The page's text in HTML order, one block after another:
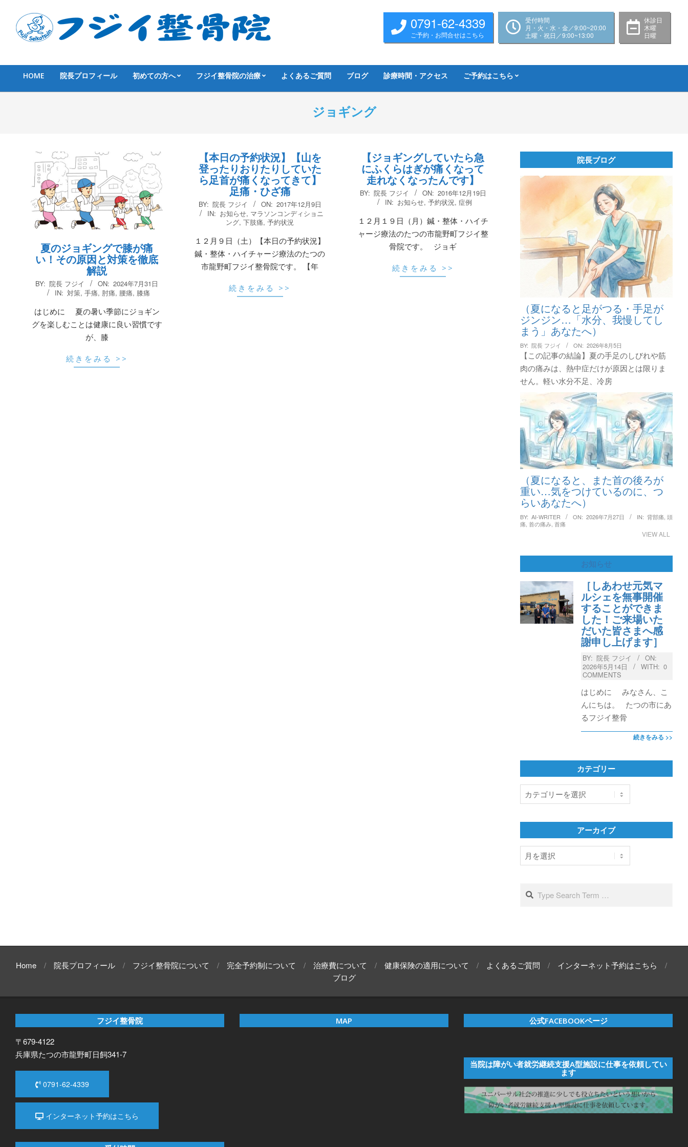
content
0791-62-4339
ご予約・お問合せはこちら
受付時間
月・火・水・金／9:00~20:00
土曜・祝日／9:00~13:00
休診日
木曜
日曜
Navigation
HOME 院長プロフィール 初めての方へ フジイ整骨院の治療 よくあるご質問 ブログ 診療時間・アクセス ご予約はこちら
ジョギング
夏のジョギングで膝が痛
い！その原因と対策を徹底
解説
2024-
BY: 院長 フジイ ON: 2024年7月31日
IN: 対策,手痛, 肘痛, 腰痛, 膝痛
はじめに 夏の暑い季節にジョギン
グを楽しむことは健康に良い習慣です
が、膝
続きをみる >>
【本日の予約状況】【山を
登ったりおりたりしていた
ら足首が痛くなってきて】
足痛・ひざ痛
2017-
12-
BY: 院長 フジイ ON: 2017年12月9日
IN: お知らせ, マラソンコンディショニ
ング,下肢痛,予約状況
１２月９日（土）【本日の予約状況】
鍼・整体・ハイチャージ療法のたつの
市龍野町フジイ整骨院です。 【年
続きをみる >>
【ジョギングしていたら急
にふくらはぎが痛くなって
走れなくなったんです】
2016-
BY: 院長 フジイ ON: 2016年12月19日
IN: お知らせ,予約状況,症例
１２月１９日（月）鍼・整体・ハイチ
ャージ療法のたつの市龍野町フジイ整
骨院です。 ジョギ
続きをみる >>
院長ブログ
（夏になると足がつる・手足が
ジンジン…「水分、我慢してし
まう」あなたへ）
BY: 院長 フジイ ON: 2026年8月5日
【この記事の結論】夏の手足のしびれや筋
肉の痛みは、熱中症だけが原因とは限りま
せん。軽い水分不足、冷房
（夏になると、また首の後ろが
重い…気をつけているのに、つ
らいあなたへ）
BY: AI-WRITER ON: 2026年7月27日 IN: 背部痛 頭
痛 首の痛み, 首痛
VIEW ALL
お知らせ
［しあわせ元気マ
ルシェを無事開催
することができま
した！ご来場いた
だいた皆さまへ感
謝申し上げます］
BY: 院長 フジイ
ON:
2026年5月14日
WITH: 0
COMMENTS
はじめに みなさん、こ
んにちは。 たつの市にあ
るフジイ整骨
続きをみる >>
カテゴリー
テ
リ
アーカイブ
ア
ー
ブSearch
Home 院長プロフィール フジイ整骨院について 完全予約制について 治療費について 健康保険の適用について よくあるご質問
インターネット予約はこちら
ブログ
フジイ整骨院
〒679-4122
兵庫県たつの市龍野町日飼341-7
0791-62-4339
インターネット予約はこちら
MAP 公式FACEBOOKページ
当院は障がい者就労継続支援A型施設に仕事を依頼してい
ます